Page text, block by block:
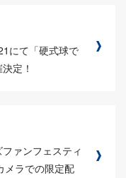
にて「硬式球で
定！
ァンフェスティ
メラでの限定配